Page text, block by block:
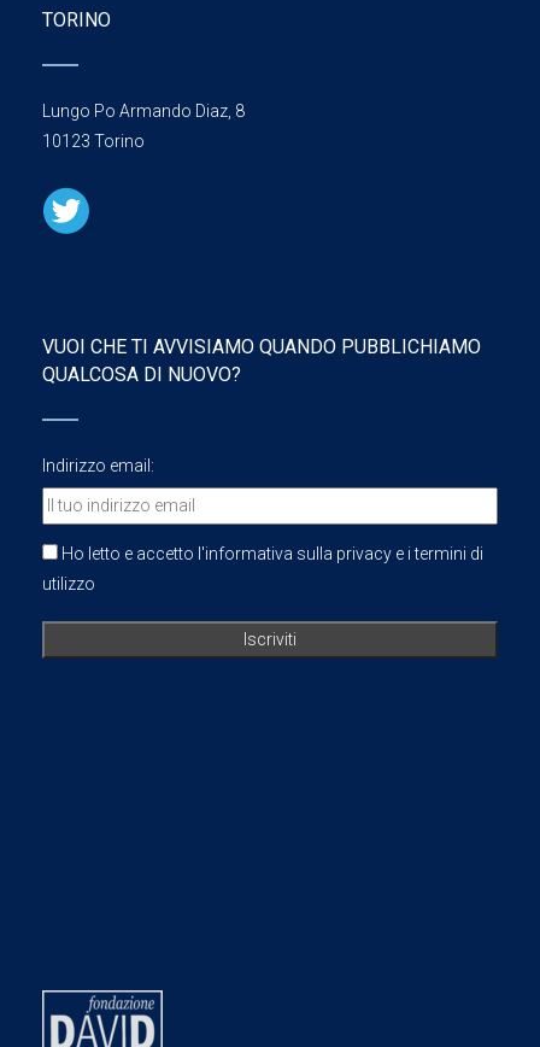
TORINO
Lungo Po Armando Diaz, 8
10123 Torino
VUOI CHE TI AVVISIAMO QUANDO PUBBLICHIAMO
QUALCOSA DI NUOVO?
Indirizzo email:
Ho letto e accetto l'informativa sulla privacy e i termini di
utilizzo